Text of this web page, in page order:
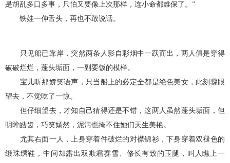
是胡乱多口多事，只怕又要像上次那样，连小命都难保了。”
铁娃一伸舌头，再也不敢说话。
只见船已靠岸，突然两条人影自彩烟中一跃而出，两人俱是穿得
破破烂烂，蓬头垢面，一副要饭的模样。
宝儿听那娇笑语声，只当船上的必定全都是绝色美女，此刻骤眼
望去，不觉吃了一惊。
但仔细望去，才知自己猜得还是不错，这两人虽然蓬头垢面，但
明眸皓齿，巧笑嫣然，泥污也掩不住她们天生美艳。
尤其右面一人，上身穿着件破烂的对襟锦衫，下身穿着双褪色的
缀珠绣鞋，中间却露出双欺霜赛雪、修长有致的玉腿，叫人瞧上一